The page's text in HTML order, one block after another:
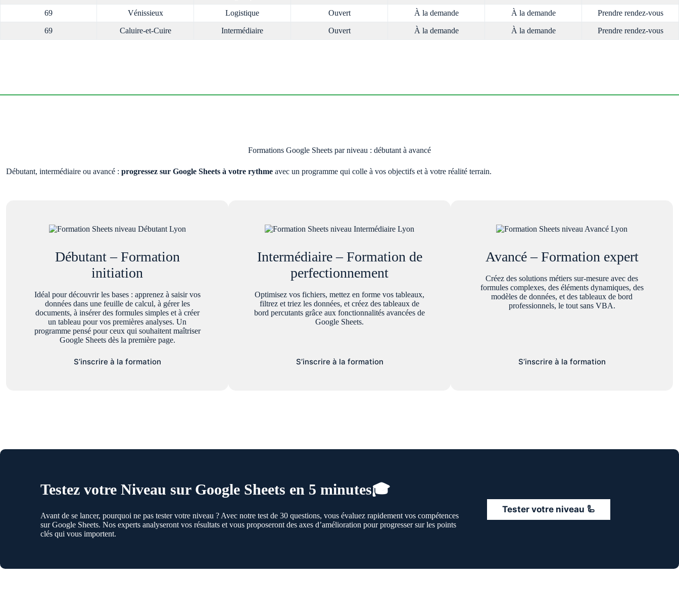
69 Vénissieux Logistique Ouvert À la demande À la demande Prendre rendez-vous
69 Caluire-et-Cuire Intermédiaire Ouvert À la demande À la demande Prendre rendez-vous
Formations Google Sheets par niveau : débutant à avancé
Débutant, intermédiaire ou avancé : progressez sur Google Sheets à votre rythme avec un programme qui colle à vos objectifs et à votre réalité terrain.
Débutant – Formation
initiation
Idéal pour découvrir les bases : apprenez à saisir vos
données dans une feuille de calcul, à gérer les
documents, à insérer des formules simples et à créer
un tableau pour vos premières analyses. Un
programme pensé pour ceux qui souhaitent maîtriser
Google Sheets dès la première page.
S’inscrire à la formation
Intermédiaire – Formation de
perfectionnement
Optimisez vos fichiers, mettez en forme vos tableaux,
filtrez et triez les données, et créez des tableaux de
bord percutants grâce aux fonctionnalités avancées de
Google Sheets.
S’inscrire à la formation
Avancé – Formation expert
Créez des solutions métiers sur-mesure avec des
formules complexes, des éléments dynamiques, des
modèles de données, et des tableaux de bord
professionnels, le tout sans VBA.
S’inscrire à la formation
Testez votre Niveau sur Google Sheets en 5 minutes🎓
Avant de se lancer, pourquoi ne pas tester votre niveau ? Avec notre test de 30 questions, vous évaluez rapidement vos compétences
sur Google Sheets. Nos experts analyseront vos résultats et vous proposeront des axes d’amélioration pour progresser sur les points
clés qui vous importent.
Tester votre niveau 🦾